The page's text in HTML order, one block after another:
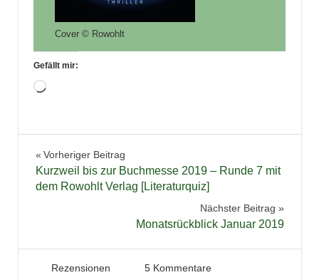
Cover © Rowohlt
Gefällt mir:
Wird
Bücher
Lesen
Spannung
Beitragsnavigation
Vorheriger Beitrag
Kurzweil bis zur Buchmesse 2019 – Runde 7 mit
dem Rowohlt Verlag [Literaturquiz]
Nächster Beitrag
Monatsrückblick Januar 2019
20. Februar 2019
Tintenhain
Rezensionen 5 Kommentare